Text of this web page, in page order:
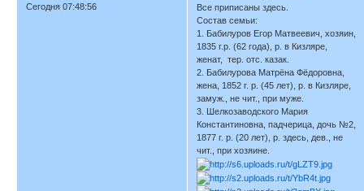
Сегодня 07:48:56
Все приписаны здесь.
Состав семьи:
1. Бабилуров Егор Матвеевич, хозяин,
1835 г.р. (62 года), р. в Кизляре,
женат, тер. отс. казак.
2. Бабилурова Матрёна Фёдоровна,
жена, 1852 г. р. (45 лет), р. в Кизляре,
замуж., не чит., при муже.
3. Шелкозаводского Мария
Константиновна, падчерица, дочь №2,
1877 г. р. (20 лет), р. здесь, дев., не
чит., при хозяине.